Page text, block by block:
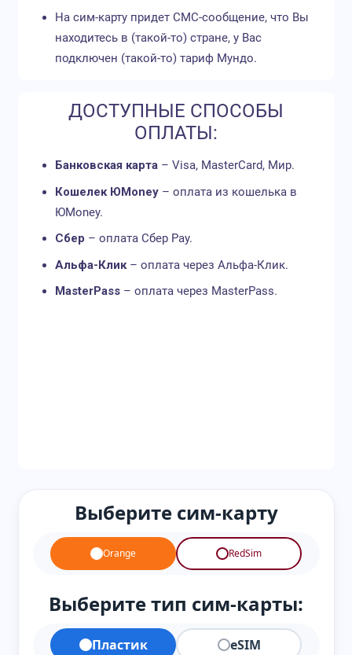
На сим-карту придет СМС-сообщение, что Вы
находитесь в (такой-то) стране, у Вас
подключен (такой-то) тариф Мундо.
ДОСТУПНЫЕ СПОСОБЫ
ОПЛАТЫ:
Банковская карта – Visa, MasterCard, Мир.
Кошелек ЮMoney – оплата из кошелька в
ЮMoney.
Сбер – оплата Сбер Pay.
Альфа-Клик – оплата через Альфа-Клик.
MasterPass – оплата через MasterPass.
Выберите сим-карту
Orange RedSim
Выберите тип сим-карты:
Пластик eSIM